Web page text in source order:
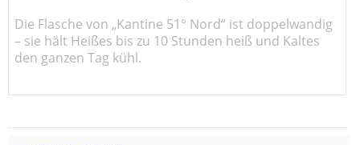
Die Flasche von „Kantine 51° Nord“ ist doppelwandig
– sie hält Heißes bis zu 10 Stunden heiß und Kaltes
den ganzen Tag kühl.